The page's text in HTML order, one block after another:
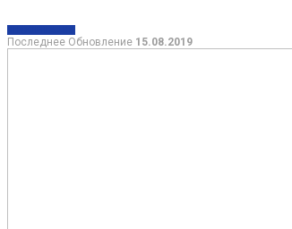
Последнее Обновление 15.08.2019